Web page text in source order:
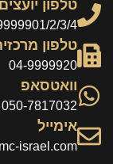
טלפון יועצים
2/3/4
טלפון
04-9999920
וואטסאפ
050-7817032
אימייל
israel.com